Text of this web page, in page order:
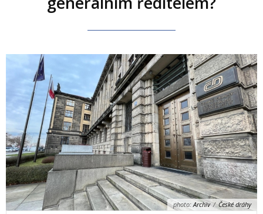
photo:Archiv / České dráhy